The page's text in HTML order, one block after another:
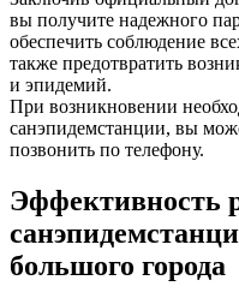
вы получите надежного
обеспечить соблюдение
также предотвратить
и эпидемий.
При возникновении
санэпидемстанции, вы
позвонить по телефону.
Эффективность
большого города